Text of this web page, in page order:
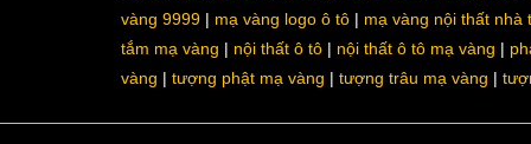
vàng 9999
mạ vàng logo ô tô mạ vàng nội thất nhà
tắm mạ vàng
nội thất ô tô nội thất ô tô mạ vàng
vàng
tượng phật mạ vàng tượng trâu mạ vàng